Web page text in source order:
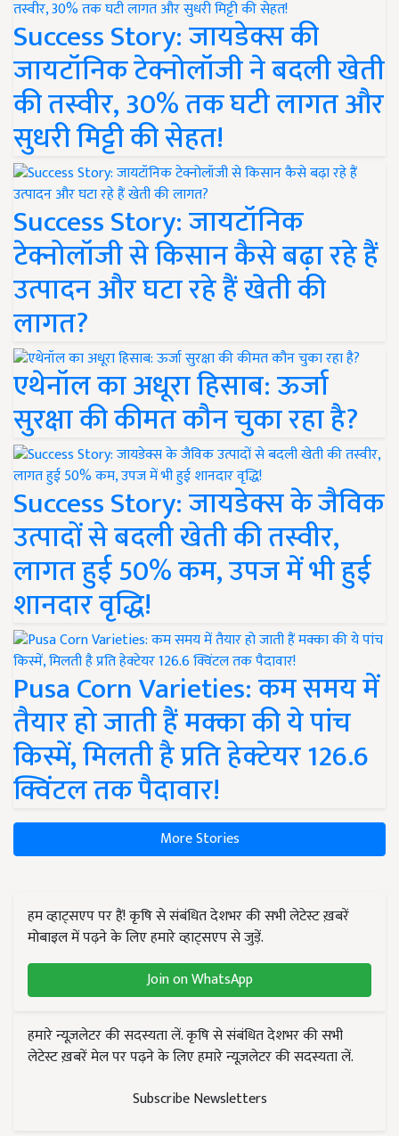
Success Story: जायडेक्स की
जायटॉनिक टेक्नोलॉजी ने बदली खेती
की तस्वीर, 30% तक घटी लागत और
सुधरी मिट्टी की सेहत!
Success Story: जायटॉनिक
टेक्नोलॉजी से किसान कैसे बढ़ा रहे हैं
उत्पादन और घटा रहे हैं खेती की
लागत?
एथेनॉल का अधूरा हिसाब: ऊर्जा
सुरक्षा की कीमत कौन चुका रहा है?
Success Story: जायडेक्स के जैविक
उत्पादों से बदली खेती की तस्वीर,
लागत हुई 50% कम, उपज में भी हुई
शानदार वृद्धि!
Pusa Corn Varieties: कम समय में
तैयार हो जाती हैं मक्का की ये पांच
किस्में, मिलती है प्रति हेक्टेयर 126.6
क्विंटल तक पैदावार!
More Stories
हम व्हाट्सएप पर हैं! कृषि से संबंधित देशभर की सभी लेटेस्ट ख़बरें
मोबाइल में पढ़ने के लिए हमारे व्हाट्सएप से जुड़ें.
Join on WhatsApp
हमारे न्यूज़लेटर की सदस्यता लें. कृषि से संबंधित देशभर की सभी
लेटेस्ट ख़बरें मेल पर पढ़ने के लिए हमारे न्यूज़लेटर की सदस्यता लें.
Subscribe Newsletters